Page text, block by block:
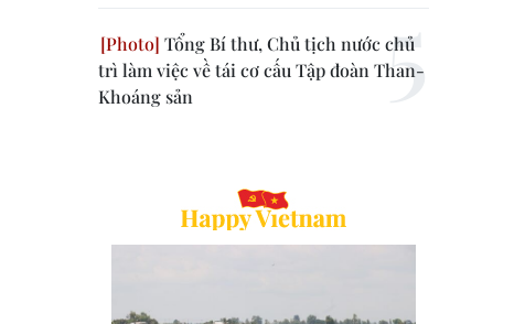
Tổng Bí thư, Chủ tịch nước chủ
trì làm việc về tái cơ cấu Tập đoàn Than-
Khoáng sản